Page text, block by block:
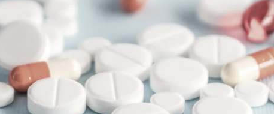
กรคุณธรรมต้นแบบ
บคุมวัตถุเสพติด
การขออนุญาตนำเข้า-ส่งออกเฉพาะคราวยาเส
การขอหนังสือรับรองการนำหรือสั่งเข้ามาซึ่งสา
การขออนุญาตวัตถุออกฤทธิ์ในประเภท 1
การขออนุญาตยาเสพติดให้โทษในประเภท 1
ขออนุญาตผลิต นำเข้า ส่งออก ยาเสพติดให้โทษใ
การขออนุญาตยาเสพติดให้โทษในประเภท 5
E-learning
โครงการขับเค
การตรวจอนุญ
ประชุมชี้แจงกฎหมา
การอนุญาต วจ
การอนุญาตจำ